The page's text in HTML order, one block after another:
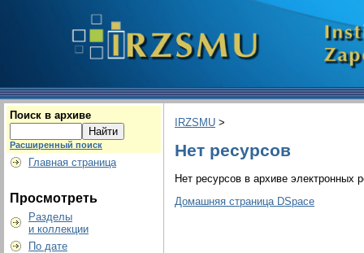
Поиск в архиве
Расширенный поиск
Главная страница
Просмотреть
Разделы
и коллекции
По дате
IRZSMU >
Нет ресурсов
Нет ресурсов в архиве электронных
Домашняя страница DSpace